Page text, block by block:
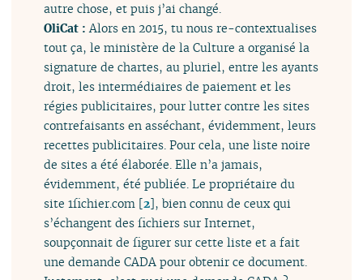
autre chose, et puis j’ai changé.
OliCat : Alors en 2015, tu nous re-contextualises
tout ça, le ministère de la Culture a organisé la
signature de chartes, au pluriel, entre les ayants
droit, les intermédiaires de paiement et les
régies publicitaires, pour lutter contre les sites
contrefaisants en asséchant, évidemment, leurs
recettes publicitaires. Pour cela, une liste noire
de sites a été élaborée. Elle n’a jamais,
évidemment, été publiée. Le propriétaire du
site 1fichier.com [2], bien connu de ceux qui
s’échangent des fichiers sur Internet,
soupçonnait de figurer sur cette liste et a fait
une demande CADA pour obtenir ce document.